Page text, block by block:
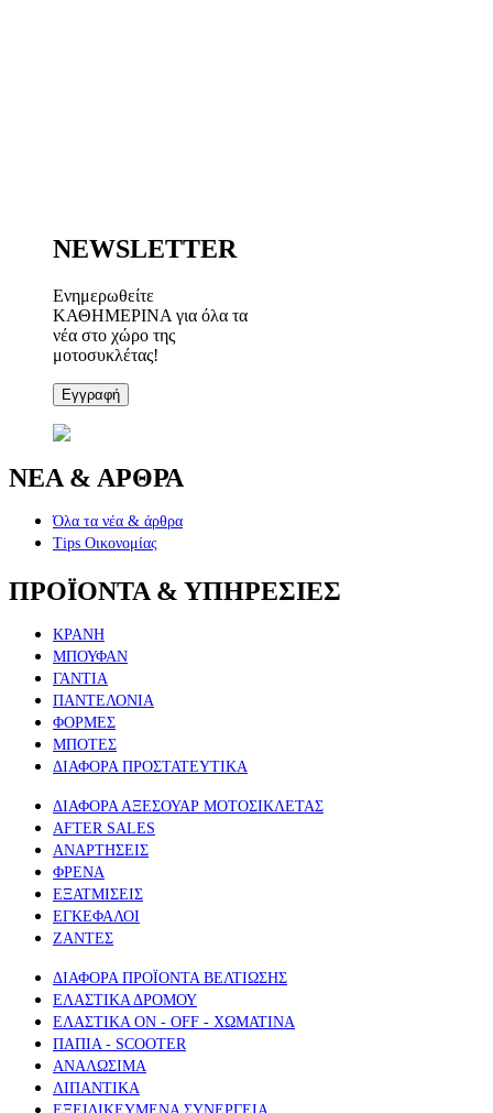
NEWSLETTER
Ενημερωθείτε
ΚΑΘΗΜΕΡΙΝΑ για όλα τα
νέα στο χώρο της
μοτοσυκλέτας!
Εγγραφή
ΝΕΑ & ΑΡΘΡΑ
Όλα τα νέα & άρθρα
Tips Οικονομίας
ΠΡΟΪΟΝΤΑ & ΥΠΗΡΕΣΙΕΣ
ΚΡΑΝΗ
ΜΠΟΥΦΑΝ
ΓΑΝΤΙΑ
ΠΑΝΤΕΛΟΝΙΑ
ΦΟΡΜΕΣ
ΜΠΟΤΕΣ
ΔΙΑΦΟΡΑ ΠΡΟΣΤΑΤΕΥΤΙΚΑ
ΔΙΑΦΟΡΑ ΑΞΕΣΟΥΑΡ ΜΟΤΟΣΙΚΛΕΤΑΣ
AFTER SALES
ΑΝΑΡΤΗΣΕΙΣ
ΦΡΕΝΑ
ΕΞΑΤΜΙΣΕΙΣ
ΕΓΚΕΦΑΛΟΙ
ΖΑΝΤΕΣ
ΔΙΑΦΟΡΑ ΠΡΟΪΟΝΤΑ ΒΕΛΤΙΩΣΗΣ
ΕΛΑΣΤΙΚΑ ΔΡΟΜΟΥ
ΕΛΑΣΤΙΚΑ ON - OFF - ΧΩΜΑΤΙΝΑ
ΠΑΠΙΑ - SCOOTER
ΑΝΑΛΩΣΙΜΑ
ΛΙΠΑΝΤΙΚΑ